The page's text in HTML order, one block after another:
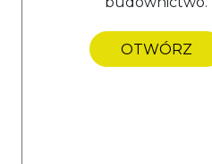
OTWÓRZ